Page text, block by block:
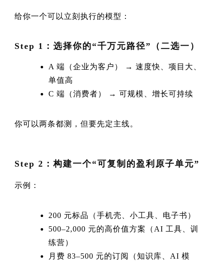
给你一个可以立刻执行的模型：
Step 1：选择你的“千万元路径”（二选一）
A 端（企业为客户） → 速度快、项目大、
单值高
C 端（消费者） → 可规模、增长可持续
你可以两条都测，但要先定主线。
Step 2：构建一个“可复制的盈利原子单元”
示例：
200 元标品（手机壳、小工具、电子书）
500–2,000 元的高价值方案（AI 工具、训
练营）
月费 83–500 元的订阅（知识库、AI 模